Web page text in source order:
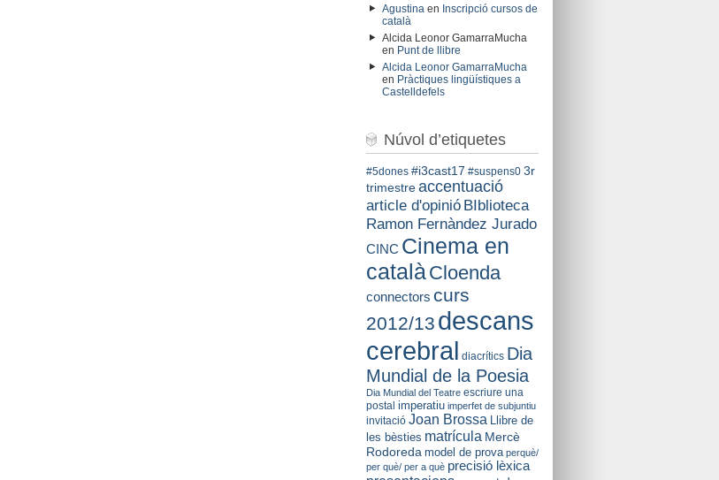
Agustinaen Inscripció cursos de
català
Alcida Leonor GamarraMucha
en Punt de llibre
Alcida Leonor GamarraMucha
en Pràctiques lingüístiques a
Castelldefels
Núvol d’etiquetes
#5dones #i3cast17 #suspens0 3r
trimestre accentuació
article d'opinió BIblioteca
Ramon Fernàndez Jurado
CINC Cinema en
catalàCloenda
connectors curs
2012/13 descans
cerebral diacrítics Dia
Mundial de la Poesia
Dia Mundial del Teatre escriure una
postal imperatiu imperfet de subjuntiu
invitació Joan Brossa
Llibre de
les bèsties matrícula Mercè
Rodoreda model de prova perquè/
per què/ per a què precisió lèxica